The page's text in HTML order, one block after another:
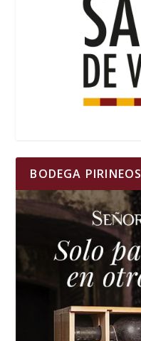
BODEGA PIRINEOS